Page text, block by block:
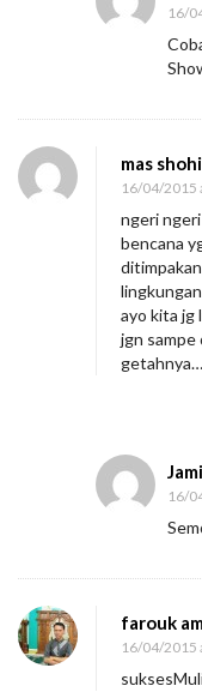
16/
mas
16/04/2015
ngeri
bencana
ayo kita jg
jgn sampe
getahnya…
16/
farouk
16/04/2015